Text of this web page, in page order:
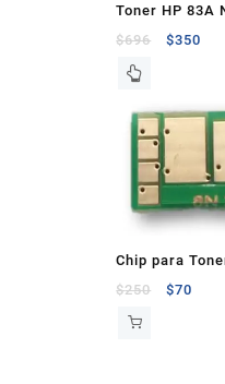
Toner HP 83A
Compatible
$696 $350
Chip para
$250 $70